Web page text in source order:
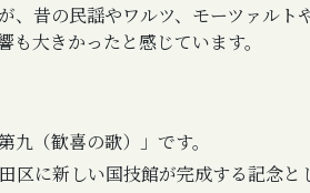
、昔の民謡やワルツ、モーツァル
大きかったと感じています。
（歓喜の歌）」です。
区に新しい国技館が完成する記念